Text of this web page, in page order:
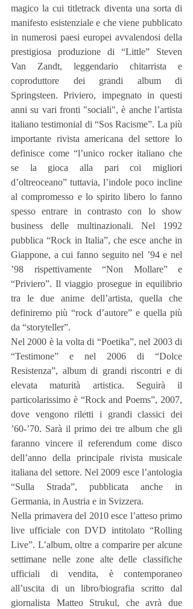
magico la cui titletrack diventa una sorta di
manifesto esistenziale e che viene pubblicato
in numerosi paesi europei avvalendosi della
prestigiosa produzione di “Little” Steven
Van Zandt, leggendario chitarrista e
coproduttore dei grandi album di
Springsteen. Priviero, impegnato in questi
anni su vari fronti "sociali", è anche l’artista
italiano testimonial di “Sos Racisme”. La più
importante rivista americana del settore lo
definisce come “l’unico rocker italiano che
se la gioca alla pari coi migliori
d’oltreoceano” tuttavia, l’indole poco incline
al compromesso e lo spirito libero lo fanno
spesso entrare in contrasto con lo show
business delle multinazionali. Nel 1992
pubblica “Rock in Italia”, che esce anche in
Giappone, a cui fanno seguito nel ’94 e nel
’98 rispettivamente “Non Mollare” e
“Priviero”. Il viaggio prosegue in equilibrio
tra le due anime dell’artista, quella che
definiremo più “rock d’autore” e quella più
da “storyteller”.
Nel 2000 è la volta di “Poetika”, nel 2003 di
“Testimone” e nel 2006 di “Dolce
Resistenza”, album di grandi riscontri e di
elevata maturità artistica. Seguirà il
particolarissimo è “Rock and Poems”, 2007,
dove vengono riletti i grandi classici dei
’60-’70. Sarà il primo dei tre album che gli
faranno vincere il referendum come disco
dell’anno della principale rivista musicale
italiana del settore. Nel 2009 esce l’antologia
“Sulla Strada”, pubblicata anche in
Germania, in Austria e in Svizzera.
Nella primavera del 2010 esce l’atteso primo
live ufficiale con DVD intitolato “Rolling
Live”. L’album, oltre a comparire per alcune
settimane nelle zone alte delle classifiche
ufficiali di vendita, è contemporaneo
all’uscita di un libro/biografia scritto dal
giornalista Matteo Strukul, che avrà due